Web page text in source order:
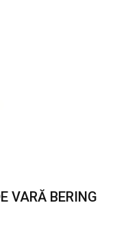
VARĂ BERING